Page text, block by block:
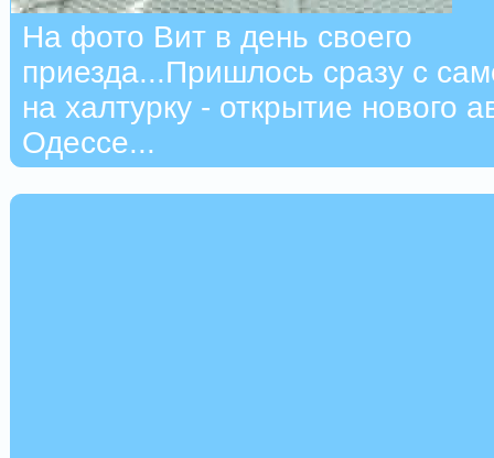
На фото Вит в день своего
приезда...Пришлось сразу с
на халтурку - открытие нового
Одессе...